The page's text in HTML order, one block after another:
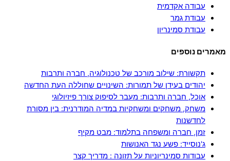
עבודה אקדמית
עבודת גמר
עבודת סמינריון
מאמרים נוספים
תקשורת: שילוב מורכב של טכנולוגיה, חברה ותרבות
יהודים בעידן של תמורות: השינויים שחוללה העת החדשה
אוכל, חברה ותרבות: מעבר לסיפוק צורך פיזיולוגי
משחק, משחקים ומשחקיות במדיה המודרנית: בין מסורת
לחדשנות
זמן, חברה ומשפחה בתלמוד: מבט מקיף
ג'נוסייד: פשע נגד האנושות
עבודות סמינריוניות על תזונה : מדריך קצר